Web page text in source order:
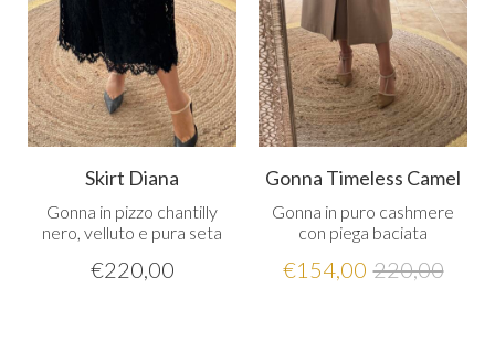
Skirt Diana
Gonna in pizzo chantilly
nero, velluto e pura seta
€220,00
Gonna Timeless Camel
Gonna in puro cashmere
con piega baciata
€154,00 220,00